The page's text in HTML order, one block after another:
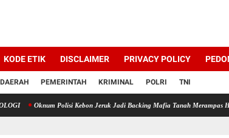
KODE ETIK DISCLAIMER PRIVACY POLICY
DAERAH PEMERINTAH KRIMINAL POLRI TNI
Oknum Polisi Kebon Jeruk Jadi Backing Mafia Tanah Merampas Hak